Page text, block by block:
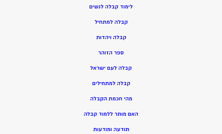
לימוד קבלה לנשים
קבלה למתחיל
קבלה ויהדות
ספר הזוהר
קבלה לעם ישראל
קבלה למתחילים
מהי חכמת הקבלה
האם מותר ללמוד קבלה
תודעה ומודעות